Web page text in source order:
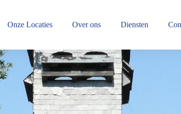
Onze Locaties Over ons Diensten